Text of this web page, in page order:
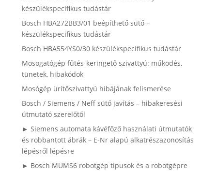
készülékspecifikus tudástár
Bosch HBA272BB3/01 beépíthető sütő –
készülékspecifikus tudástár
Bosch HBA554YS0/30 készülékspecifikus tudástár
Mosogatógép fűtés-keringető szivattyú: működés,
tünetek, hibakódok
Mosógép ürítőszivattyú hibájának felismerése
Bosch / Siemens / Neff sütő javítás – hibakeresési
útmutató szerelőtől
► Siemens automata kávéfőző használati útmutatók
és robbantott ábrák – E-Nr alapú alkatrészazonosítás
lépésről lépésre
► Bosch MUMS6 robotgép típusok és a robotgépre